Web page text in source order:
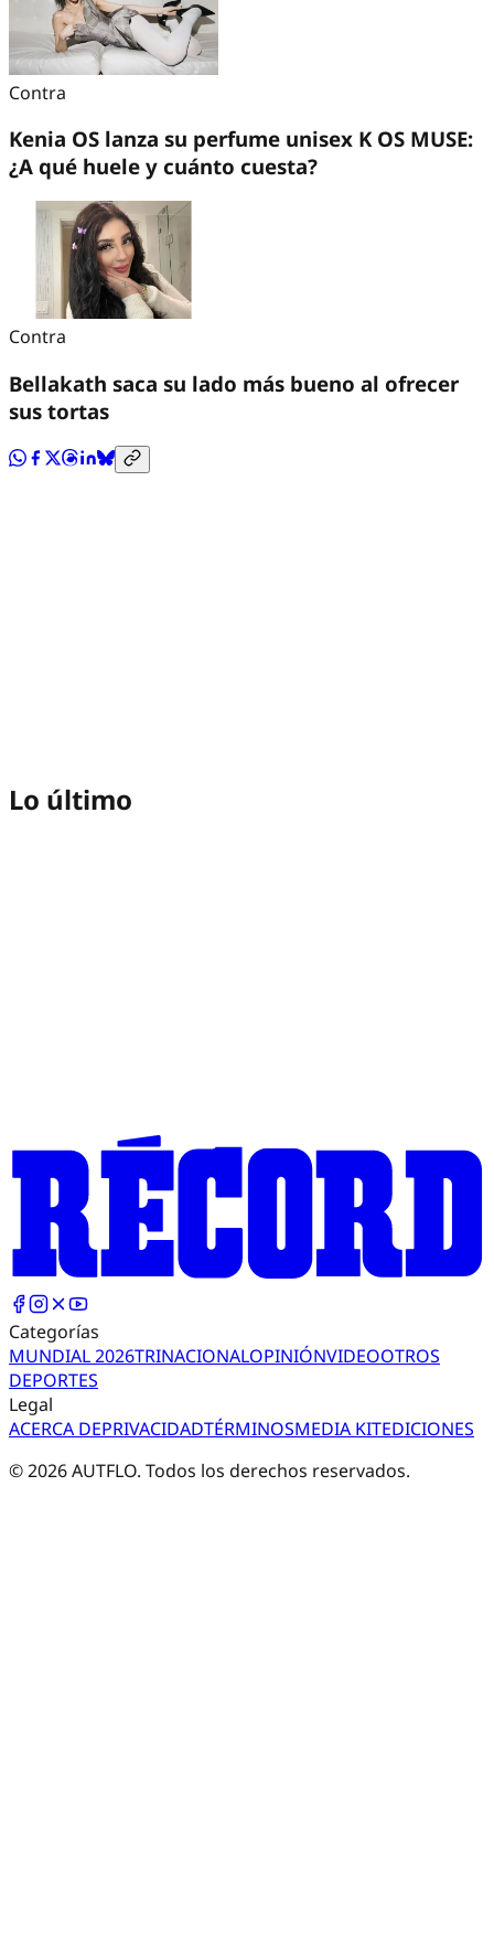
Contra
Kenia OS lanza su perfume unisex K OS MUSE:
¿A qué huele y cuánto cuesta?
Contra
Bellakath saca su lado más bueno al ofrecer
sus tortas
Lo último
Categorías
MUNDIAL 2026TRINACIONALOPINIÓNVIDEOOTROS
DEPORTES
Legal
ACERCA DEPRIVACIDADTÉRMINOSMEDIA KITEDICIONES
©2026AUTFLO. Todos los derechos reservados.